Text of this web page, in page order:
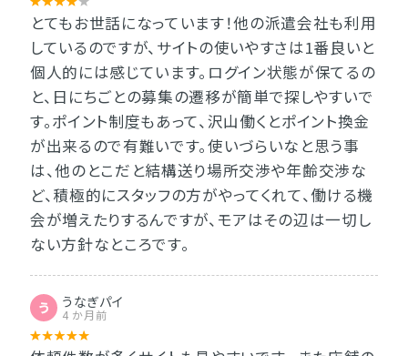
とてもお世話になっています！他の派遣会社も利用
しているのですが、サイトの使いやすさは1番良いと
個人的には感じています。ログイン状態が保てるの
と、日にちごとの募集の遷移が簡単で探しやすいで
す。ポイント制度もあって、沢山働くとポイント換金
が出来るので有難いです。使いづらいなと思う事
は、他のとこだと結構送り場所交渉や年齢交渉な
ど、積極的にスタッフの方がやってくれて、働ける機
会が増えたりするんですが、モアはその辺は一切し
ない方針なところです。
う うなぎパイ
4 か月前